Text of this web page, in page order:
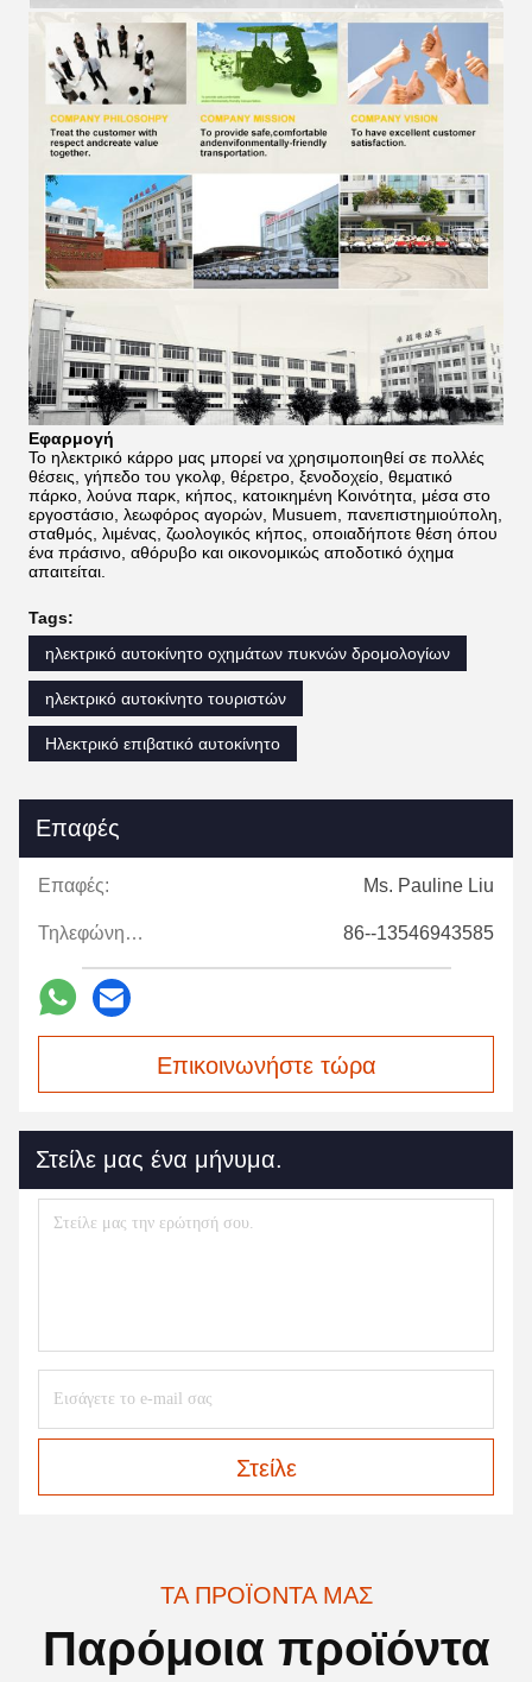
Εφαρμογή
Το ηλεκτρικό κάρρο μας μπορεί να χρησιμοποιηθεί σε πολλές
θέσεις, γήπεδο του γκολφ, θέρετρο, ξενοδοχείο, θεματικό
πάρκο, λούνα παρκ, κήπος, κατοικημένη Κοινότητα, μέσα στο
εργοστάσιο, λεωφόρος αγορών, Musuem, πανεπιστημιούπολη,
σταθμός, λιμένας, ζωολογικός κήπος, οποιαδήποτε θέση όπου
ένα πράσινο, αθόρυβο και οικονομικώς αποδοτικό όχημα
απαιτείται.
Tags:
ηλεκτρικό αυτοκίνητο οχημάτων πυκνών δρομολογίων
ηλεκτρικό αυτοκίνητο τουριστών
Ηλεκτρικό επιβατικό αυτοκίνητο
Επαφές
Επαφές: Ms. Pauline Liu
Τηλεφώνημα: 86--13546943585
Επικοινωνήστε τώρα
Στείλε μας ένα μήνυμα.
Στείλε
ΤΑ ΠΡΟΪΌΝΤΑ ΜΑΣ
Παρόμοια προϊόντα